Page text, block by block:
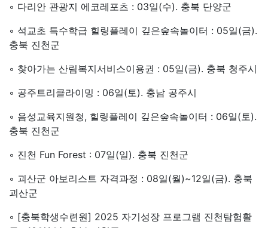
◦ 다리안 관광지 에코레포츠 : 03일(수). 충북 단양군
◦ 석교초 특수학급 힐링플레이 깊은숲속놀이터 : 05일(금).
충북 진천군
◦ 찾아가는 산림복지서비스이용권 : 05일(금). 충북 청주시
◦ 공주트리클라이밍 : 06일(토). 충남 공주시
◦ 음성교육지원청, 힐링플레이 깊은숲속놀이터 : 06일(토).
충북 진천군
◦ 진천 Fun Forest : 07일(일). 충북 진천군
◦ 괴산군 아보리스트 자격과정 : 08일(월)~12일(금). 충북
괴산군
◦ [충북학생수련원] 2025 자기성장 프로그램 진천탐험활